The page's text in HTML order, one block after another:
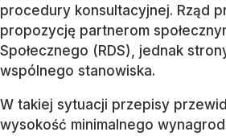
procedury konsultacyjnej. Rząd
propozycję partnerom
Społecznego (RDS), jednak
wspólnego stanowiska.
W takiej sytuacji przepisy
wysokość minimalnego